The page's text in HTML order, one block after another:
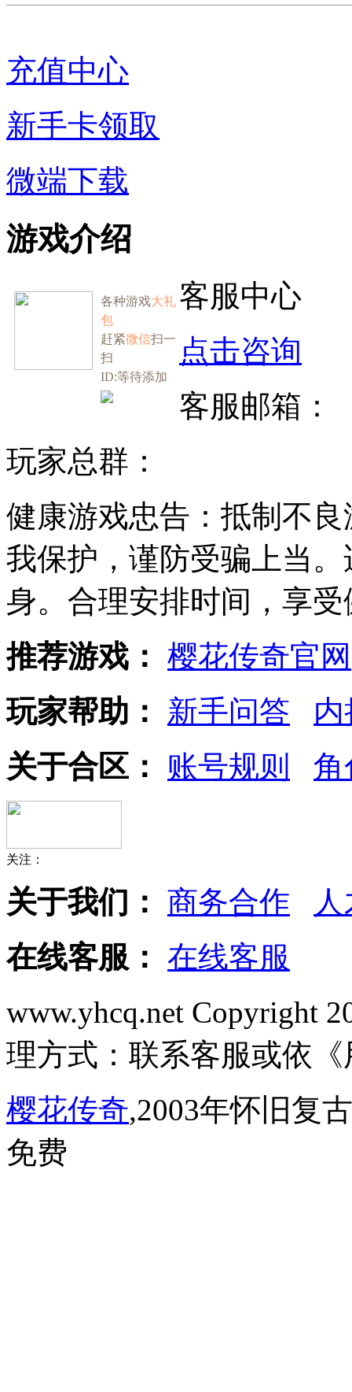
充值中心
新手卡领取
微端下载
游戏介绍
各种游戏大礼
包
赶紧微信扫一
扫
ID:等待添加
客服中心
点击咨询
客服邮箱：
玩家总群：
健康游戏忠告：抵制不
我保护，谨防受骗上当
身。合理安排时间，享
推荐游戏： 樱花传奇官网
玩家帮助：
新手问答
关于合区：
账号规则 角
关注：
关于我们： 商务合作
在线客服： 在线客服
www.yhcq.net Copyright
理方式：联系客服或依
樱花传奇,2003年怀旧复
免费